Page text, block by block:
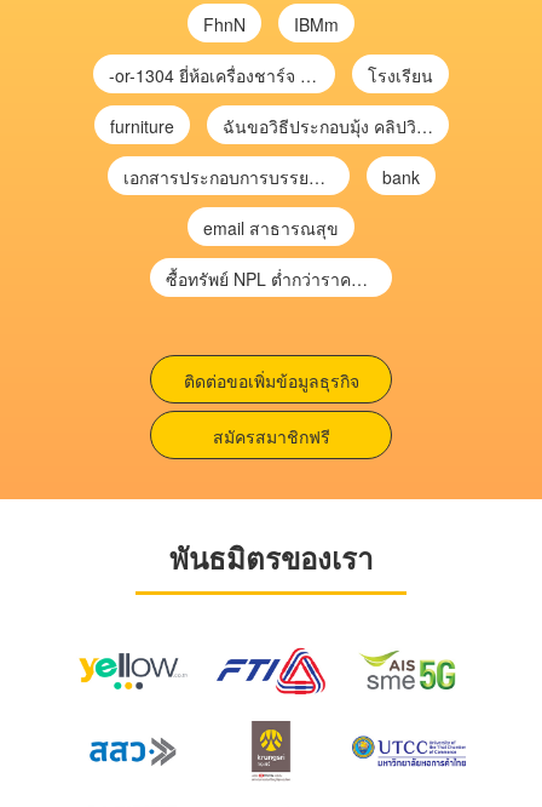
FhnN IBMm
-or-1304 ยี่ห้อเครื่องชาร์จ chargecore โรงเรียน
furniture ฉันขอวิธีประกอบมุ้ง คลิปวิดีโอ การประกอบมุ้ง
เอกสารประกอบการบรรยาย การประเมินความเสี่ยงเพื่อวางแผนการตรวจสอบ \ bank
email สาธารณสุข
ซื้อทรัพย์ NPL ต่ำกว่าราคาตลาด 30-70% แบบไม่ต้องไปประมูล”
ติดต่อขอเพิ่มข้อมูลธุรกิจ
สมัครสมาชิกฟรี
พันธมิตรของเรา